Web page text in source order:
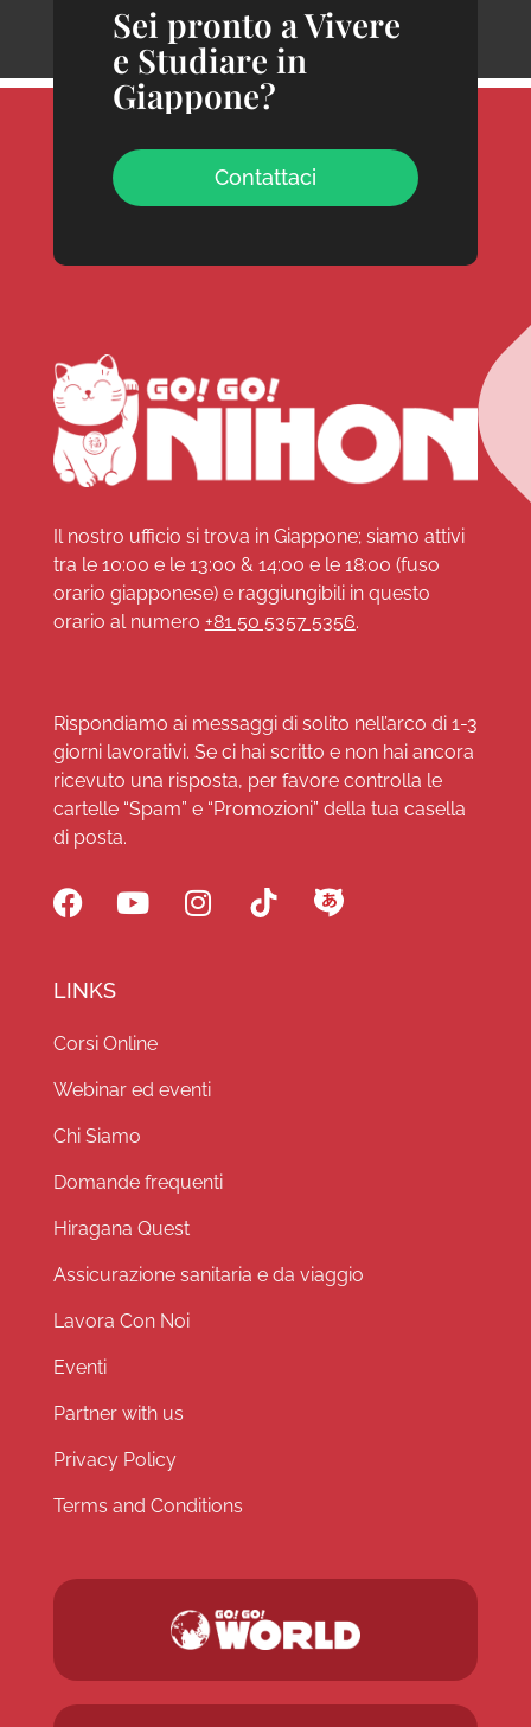
Sei pronto a Vivere
e Studiare in
Giappone?
Contattaci
Il nostro ufficio si trova in Giappone; siamo attivi
tra le 10:00 e le 13:00 & 14:00 e le 18:00 (fuso
orario giapponese) e raggiungibili in questo
orario al numero +81 50 5357 5356.
Rispondiamo ai messaggi di solito nell’arco di 1-3
giorni lavorativi. Se ci hai scritto e non hai ancora
ricevuto una risposta, per favore controlla le
cartelle “Spam” e “Promozioni” della tua casella
di posta.
LINKS
Corsi Online
Webinar ed eventi
Chi Siamo
Domande frequenti
Hiragana Quest
Assicurazione sanitaria e da viaggio
Lavora Con Noi
Eventi
Partner with us
Privacy Policy
Terms and Conditions